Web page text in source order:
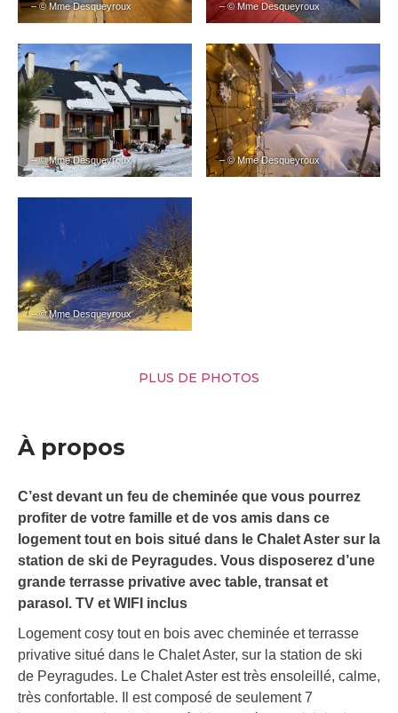
– © Mme Desqueyroux – © Mme Desqueyroux
– © Mme Desqueyroux – © Mme Desqueyroux
– © Mme Desqueyroux
PLUS DE PHOTOS
À propos
C’est devant un feu de cheminée que vous pourrez
profiter de votre famille et de vos amis dans ce
logement tout en bois situé dans le Chalet Aster sur la
station de ski de Peyragudes. Vous disposerez d’une
grande terrasse privative avec table, transat et
parasol. TV et WIFI inclus
Logement cosy tout en bois avec cheminée et terrasse
privative situé dans le Chalet Aster, sur la station de ski
de Peyragudes. Le Chalet Aster est très ensoleillé, calme,
très confortable. Il est composé de seulement 7